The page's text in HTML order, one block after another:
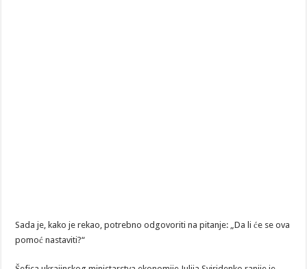
Sada je, kako je rekao, potrebno odgovoriti na pitanje: „Da li će se ova
pomoć nastaviti?“